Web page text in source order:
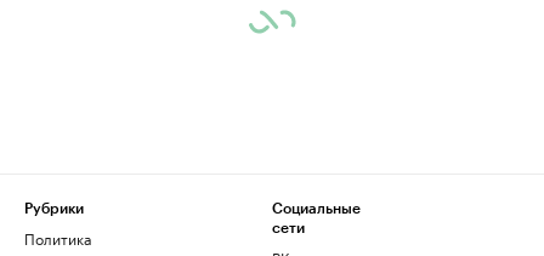
Рубрики
Политика
Социальные
сети